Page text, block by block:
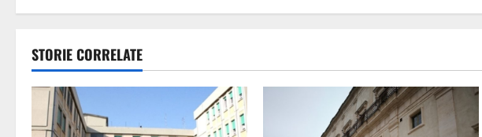
STORIE CORRELATE